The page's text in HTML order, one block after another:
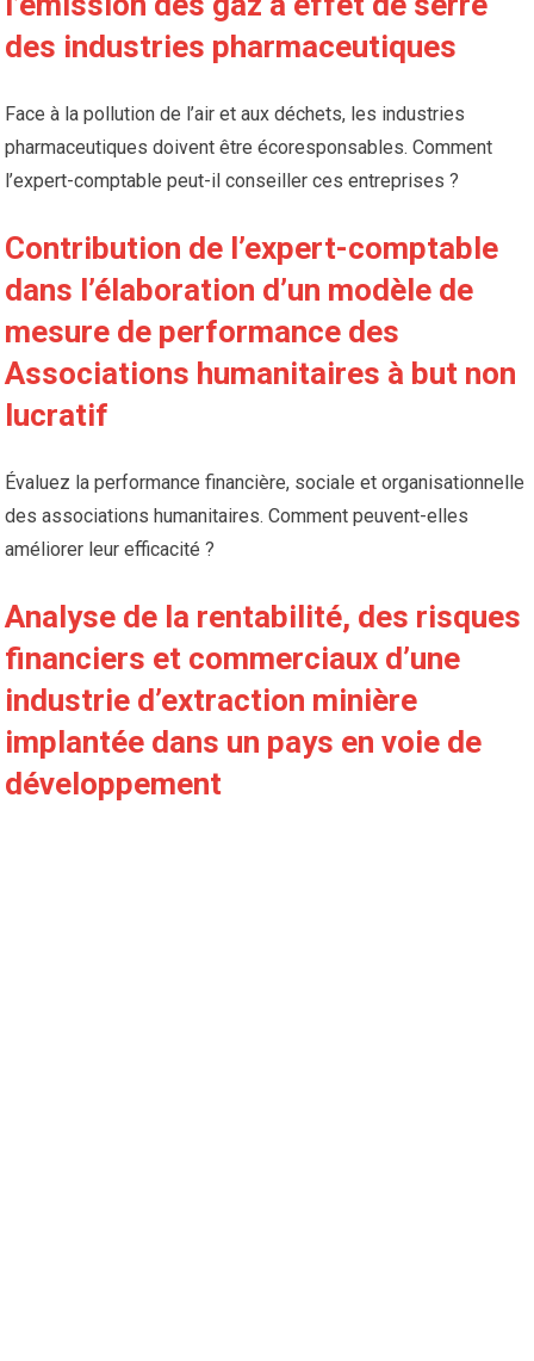
des industries pharmaceutiques
Face à la pollution de l’air et aux déchets, les industries
pharmaceutiques doivent être écoresponsables. Comment
l’expert-comptable peut-il conseiller ces entreprises ?
Contribution de l’expert-comptable
dans l’élaboration d’un modèle de
mesure de performance des
Associations humanitaires à but non
lucratif
Évaluez la performance financière, sociale et organisationnelle
des associations humanitaires. Comment peuvent-elles
améliorer leur efficacité ?
Analyse de la rentabilité, des risques
financiers et commerciaux d’une
industrie d’extraction minière
implantée dans un pays en voie de
développement